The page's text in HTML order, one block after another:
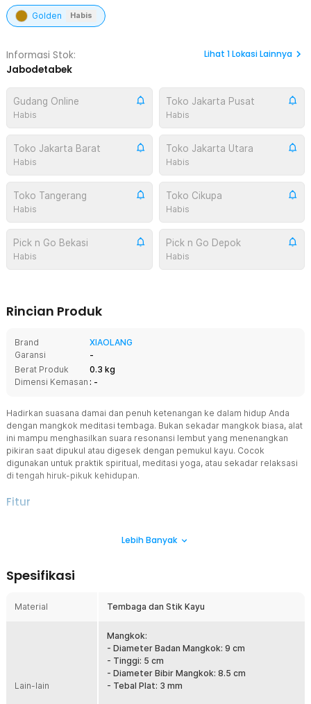
Golden Habis
Informasi Stok:
Jabodetabek
Lihat 1Lokasi Lainnya
Gudang Online
Habis
Toko Jakarta Pusat
Habis
Toko Jakarta Barat
Habis
Toko Jakarta Utara
Habis
Toko Tangerang
Habis
Toko Cikupa
Habis
Pick n Go Bekasi
Habis
Pick n Go Depok
Habis
Rincian Produk
Brand
XIAOLANG
Garansi
-
Berat Produk
0.3 kg
Dimensi Kemasan : -
Hadirkan suasana damai dan penuh ketenangan ke dalam hidup Anda
dengan mangkok meditasi tembaga. Bukan sekadar mangkok biasa, alat
ini mampu menghasilkan suara resonansi lembut yang menenangkan
pikiran saat dipukul atau digesek dengan pemukul kayu. Cocok
digunakan untuk praktik spiritual, meditasi yoga, atau sekadar relaksasi
di tengah hiruk-pikuk kehidupan.
Fitur
Alat ini bukanlah sebuah mangkok biasa, mangkok ini
pajangan yang sangat menarik.
Pemukul kayu tersedia agar Anda tidak perlu membelinya secara
digenggam, serta mampu membunyikan mangkok dan
menghasilkan suara yang bulat.
Mangkok ini terbuat dari bahan tembaga dan berpola sehingga
Lebih Banyak
Spesifikasi
Material Tembaga dan Stik Kayu
Lain-lain
Mangkok:
- Diameter Badan Mangkok: 9 cm
- Tinggi: 5 cm
- Diameter Bibir Mangkok: 8.5 cm
- Tebal Plat: 3 mm